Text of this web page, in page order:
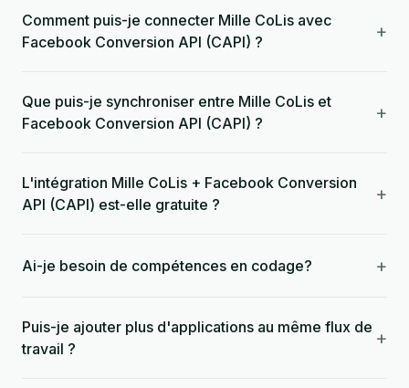
Comment puis-je connecter Mille CoLis avec
Facebook Conversion API (CAPI) ?
+
Que puis-je synchroniser entre Mille CoLis et
Facebook Conversion API (CAPI) ?
+
L'intégration Mille CoLis + Facebook Conversion
API (CAPI) est-elle gratuite ?
+
Ai-je besoin de compétences en codage? +
Puis-je ajouter plus d'applications au même flux de
travail ?
+